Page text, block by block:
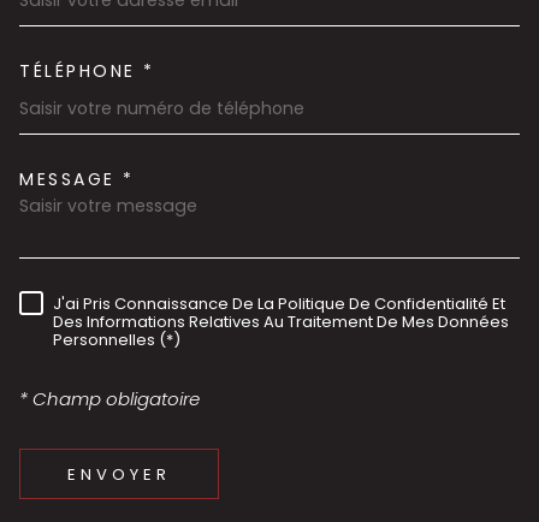
TÉLÉPHONE *
MESSAGE *
RÈGLEMENTATION
J'ai Pris Connaissance De La Politique De Confidentialité Et
Des Informations Relatives Au Traitement De Mes Données
Personnelles (*)
* Champ obligatoire
ENVOYER